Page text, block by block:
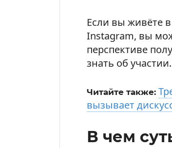
Если вы живёте
Instagram, вы
перспективе
знать об участии.
Читайте также:
вызывает
В чем